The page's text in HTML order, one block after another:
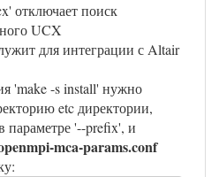
отключает поиск
UCX
для интеграции с Altair
'make -s install' нужно
etc директории,
параметре '--prefix', и
mca-params.conf